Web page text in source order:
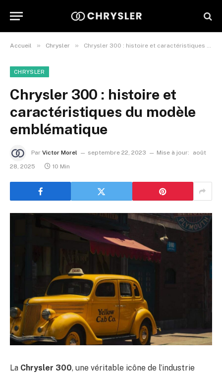
Accueil » Chrysler » Chrysler 300 : histoire et caractéristiques du modèle emblématique
CHRYSLER
Chrysler 300 : histoire et
caractéristiques du modèle
emblématique
Par Victor Morel septembre 22, 2023 Mise à jour:
août
28, 2025
10 Min
La Chrysler 300, une véritable icône de l’industrie